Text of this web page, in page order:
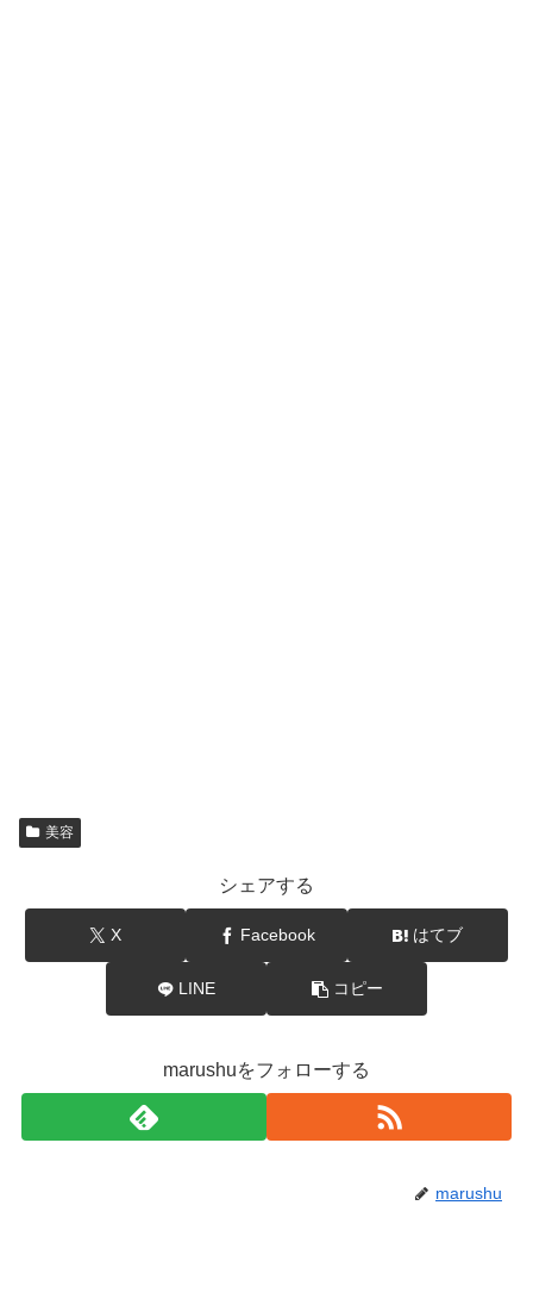
美容
シェアする
X Facebook はてブ
LINE コピー
marushuをフォローする
marushu